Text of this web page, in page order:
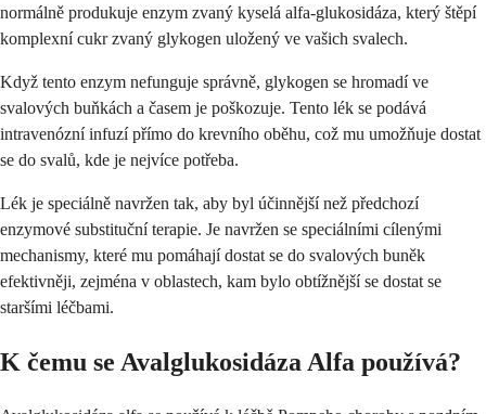
normálně produkuje enzym zvaný kyselá alfa-glukosidáza, který štěpí
komplexní cukr zvaný glykogen uložený ve vašich svalech.
Když tento enzym nefunguje správně, glykogen se hromadí ve
svalových buňkách a časem je poškozuje. Tento lék se podává
intravenózní infuzí přímo do krevního oběhu, což mu umožňuje dostat
se do svalů, kde je nejvíce potřeba.
Lék je speciálně navržen tak, aby byl účinnější než předchozí
enzymové substituční terapie. Je navržen se speciálními cílenými
mechanismy, které mu pomáhají dostat se do svalových buněk
efektivněji, zejména v oblastech, kam bylo obtížnější se dostat se
staršími léčbami.
K čemu se Avalglukosidáza Alfa používá?